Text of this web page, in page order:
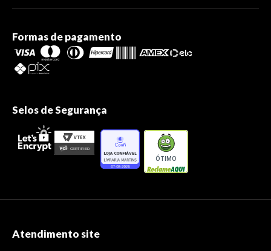
Formas de pagamento
Selos de Segurança
ÓTIMO
Atendimento site